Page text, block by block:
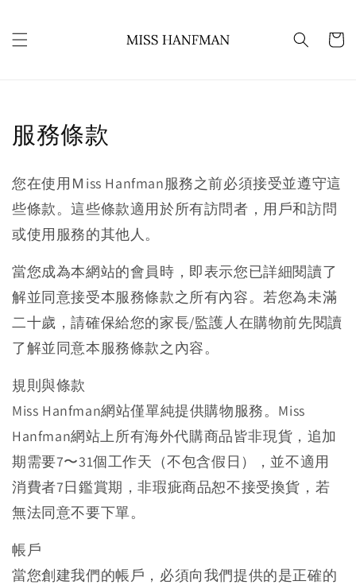
服務條款
您在使用Ｍiss Hanfman服務之前必須接受並遵守這
些條款。這些條款適用於所有訪問者，用戶和訪問
或使用服務的其他人。
當您成為本網站的會員時，即表示您已詳細閱讀了
解並同意接受本服務條款之所有內容。若您為未滿
二十歲，請確保給您的家長/監護人在購物前先閱讀
了解並同意本服務條款之內容。
規則與條款
Miss Hanfman網站僅單純提供購物服務。Miss
Hanfman網站上所有海外代購商品皆非現貨，追加
期需要7〜31個工作天（不包含假日），並不適用
消費者7日鑑賞期，非瑕疵商品恕不接受換貨，若
無法同意不要下單。
帳戶
當您創建我們的帳戶，必須向我們提供的是正確的